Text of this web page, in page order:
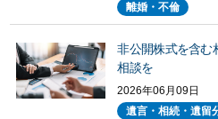
離婚・不倫
非公開株式を含む
相談を
2026年06月09日
遺言・相続・遺留